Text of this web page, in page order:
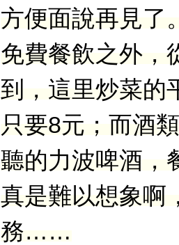
方便面說再見了
免費餐飲之外，
到，這里炒菜的
只要8元；而酒
聽的力波啤酒，
真是難以想象啊
務……